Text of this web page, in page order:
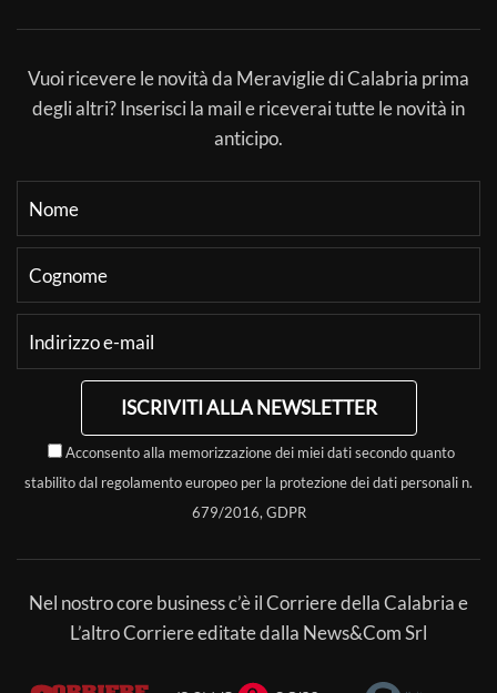
Vuoi ricevere le novità da Meraviglie di Calabria prima
degli altri? Inserisci la mail e riceverai tutte le novità in
anticipo.
ISCRIVITI ALLA NEWSLETTER
Acconsento alla memorizzazione dei miei dati secondo quanto
stabilito dal regolamento europeo per la protezione dei dati personali n.
679/2016, GDPR
Nel nostro core business c’è il Corriere della Calabria e
L’altro Corriere editate dalla News&Com Srl